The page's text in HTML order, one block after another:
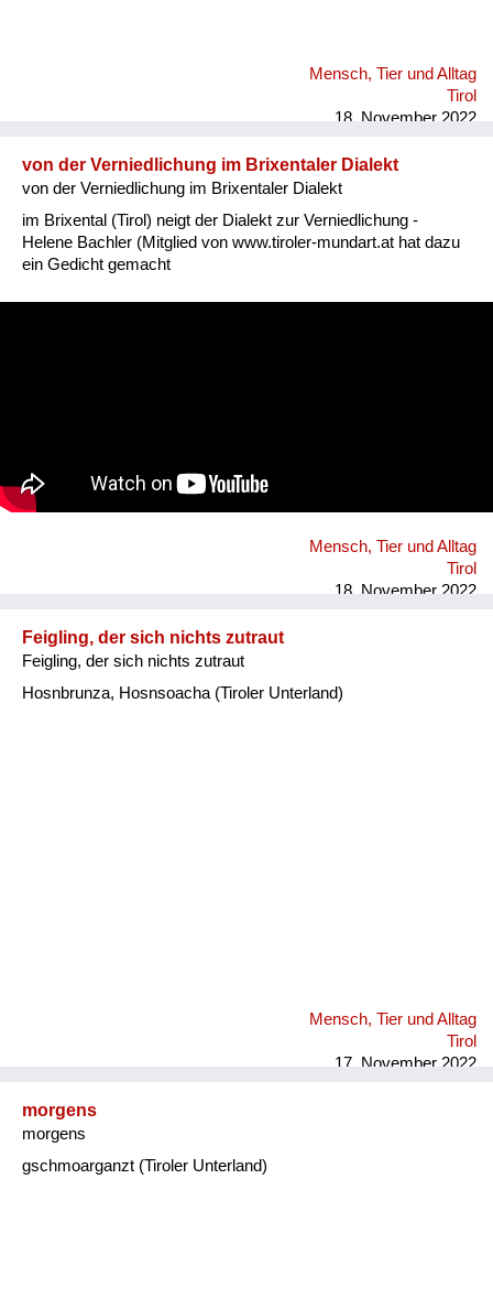
Mensch, Tier und Alltag
Tirol
18. November 2022
von der Verniedlichung im Brixentaler Dialekt
von der Verniedlichung im Brixentaler Dialekt
im Brixental (Tirol) neigt der Dialekt zur Verniedlichung -
Helene Bachler (Mitglied von www.tiroler-mundart.at hat dazu
ein Gedicht gemacht
Mensch, Tier und Alltag
Tirol
18. November 2022
Feigling, der sich nichts zutraut
Feigling, der sich nichts zutraut
Hosnbrunza, Hosnsoacha (Tiroler Unterland)
Mensch, Tier und Alltag
Tirol
17. November 2022
morgens
morgens
gschmoarganzt (Tiroler Unterland)